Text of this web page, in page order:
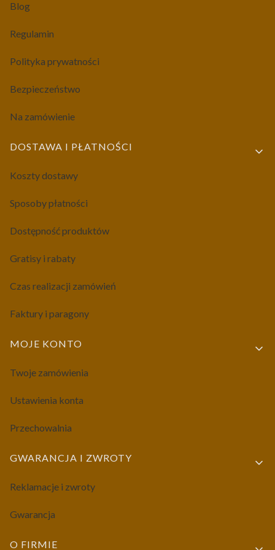
Blog
Regulamin
Polityka prywatności
Bezpieczeństwo
Na zamówienie
DOSTAWA I PŁATNOŚCI
Koszty dostawy
Sposoby płatności
Dostępność produktów
Gratisy i rabaty
Czas realizacji zamówień
Faktury i paragony
MOJE KONTO
Twoje zamówienia
Ustawienia konta
Przechowalnia
GWARANCJA I ZWROTY
Reklamacje i zwroty
Gwarancja
O FIRMIE